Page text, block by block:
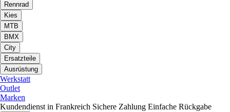
Rennrad
Kies
MTB
BMX
City
Ersatzteile
Ausrüstung
Werkstatt
Outlet
Marken
Kundendienst in Frankreich Sichere Zahlung Einfache Rückgabe